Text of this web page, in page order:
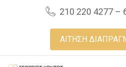
210 220 4277 –
ΑΙΤΗΣΗ